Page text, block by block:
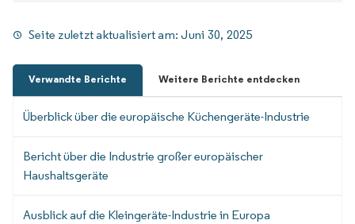
Seite zuletzt aktualisiert am:Juni 30, 2025
Verwandte Berichte Weitere Berichte entdecken
Überblick über die europäische Küchengeräte-Industrie
Bericht über die Industrie großer europäischer
Haushaltsgeräte
Ausblick auf die Kleingeräte-Industrie in Europa